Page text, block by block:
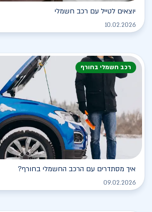
יוצאים לטייל עם רכב חשמלי
10.02.2026
רכב חשמלי בחורף
איך מסתדרים עם הרכב החשמלי בחורף?
09.02.2026